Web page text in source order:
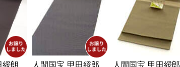
綏朗
人間国宝 甲田綏郎
人間国宝 甲田綏郎